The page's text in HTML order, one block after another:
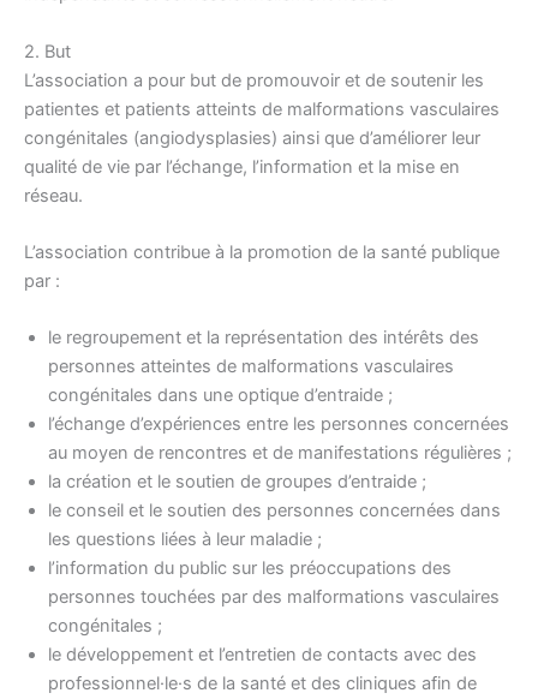
2. But
L’association a pour but de promouvoir et de soutenir les
patientes et patients atteints de malformations vasculaires
congénitales (angiodysplasies) ainsi que d’améliorer leur
qualité de vie par l’échange, l’information et la mise en
réseau.
L’association contribue à la promotion de la santé publique
par :
le regroupement et la représentation des intérêts des
personnes atteintes de malformations vasculaires
congénitales dans une optique d’entraide ;
l’échange d’expériences entre les personnes concernées
au moyen de rencontres et de manifestations régulières ;
la création et le soutien de groupes d’entraide ;
le conseil et le soutien des personnes concernées dans
les questions liées à leur maladie ;
l’information du public sur les préoccupations des
personnes touchées par des malformations vasculaires
congénitales ;
le développement et l’entretien de contacts avec des
professionnel·le·s de la santé et des cliniques afin de